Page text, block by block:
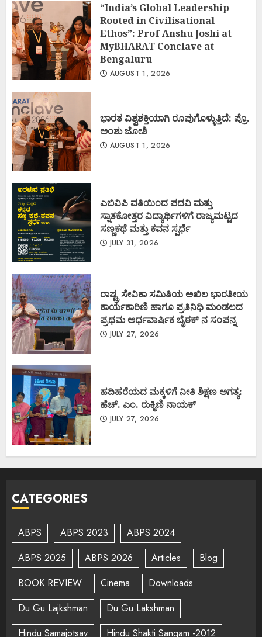
“India’s Global Leadership
Rooted in Civilisational
Ethos”: Prof Anshu Joshi at
MyBHARAT Conclave at
Bengaluru
AUGUST 1, 2026
ಭಾರತ ವಿಶ್ವಶಕ್ತಿಯಾಗಿ ರೂಪುಗೊಳ್ಳುತ್ತಿದೆ: ಪ್ರೊ.
ಅಂಶು ಜೋಶಿ
AUGUST 1, 2026
ಎಬಿವಿಪಿ ವತಿಯಿಂದ ಪದವಿ ಮತ್ತು
ಸ್ನಾತಕೋತ್ತರ ವಿದ್ಯಾರ್ಥಿಗಳಿಗೆ ರಾಜ್ಯಮಟ್ಟದ
ಸಣ್ಣಕಥೆ ಮತ್ತು ಕವನ ಸ್ಪರ್ಧೆ
JULY 31, 2026
ರಾಷ್ಟ್ರ ಸೇವಿಕಾ ಸಮಿತಿಯ ಅಖಿಲ ಭಾರತೀಯ
ಕಾರ್ಯಕಾರಿಣಿ ಹಾಗೂ ಪ್ರತಿನಿಧಿ ಮಂಡಲದ
ಪ್ರಥಮ ಅರ್ಧವಾರ್ಷಿಕ ಬೈಠಕ್ ನ ಸಂಪನ್ನ
JULY 27, 2026
ಹದಿಹರೆಯದ ಮಕ್ಕಳಿಗೆ ನೀತಿ ಶಿಕ್ಷಣ ಅಗತ್ಯ:
ಹೆಚ್. ಎಂ. ರುಕ್ಮಿಣಿ ನಾಯಕ್
JULY 27, 2026
CATEGORIES
ABPS ABPS 2023
ABPS 2024
ABPS 2025
ABPS 2026 Articles
Blog
BOOK REVIEW
Cinema
Downloads
Du Gu Lajkshman
Du Gu Lakshman
Hindu Samajotsav
Hindu Shakti Sangam -2012